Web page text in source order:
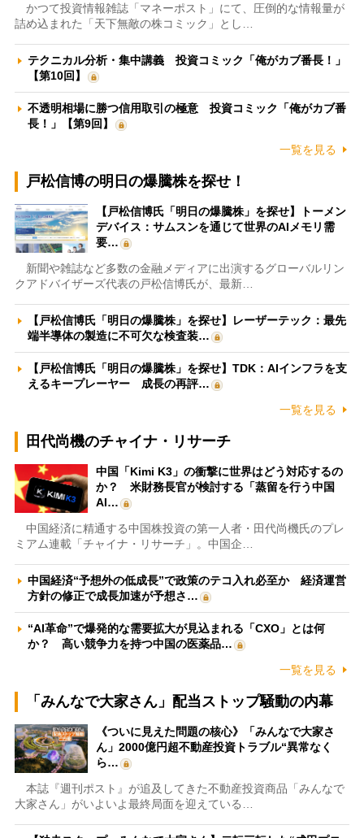
かつて投資情報雑誌「マネーポスト」にて、圧倒的な情報量が
詰め込まれた「天下無敵の株コミック」とし…
テクニカル分析・集中講義 投資コミック「俺がカブ番長！」
【第10回】
不透明相場に勝つ信用取引の極意 投資コミック「俺がカブ番
長！」【第9回】
一覧を見る
戸松信博の明日の爆騰株を探せ！
【戸松信博氏「明日の爆騰株」を探せ】トーメン
デバイス：サムスンを通じて世界のAIメモリ需
要…
新聞や雑誌など多数の金融メディアに出演するグローバルリン
クアドバイザーズ代表の戸松信博氏が、最新…
【戸松信博氏「明日の爆騰株」を探せ】レーザーテック：最先
端半導体の製造に不可欠な検査装…
【戸松信博氏「明日の爆騰株」を探せ】TDK：AIインフラを支
えるキープレーヤー 成長の再評…
一覧を見る
田代尚機のチャイナ・リサーチ
中国「Kimi K3」の衝撃に世界はどう対応するの
か？ 米財務長官が検討する「蒸留を行う中国
AI…
中国経済に精通する中国株投資の第一人者・田代尚機氏のプレ
ミアム連載「チャイナ・リサーチ」。中国企…
中国経済“予想外の低成長”で政策のテコ入れ必至か 経済運営
方針の修正で成長加速が予想さ…
“AI革命”で爆発的な需要拡大が見込まれる「CXO」とは何
か？ 高い競争力を持つ中国の医薬品…
一覧を見る
「みんなで大家さん」配当ストップ騒動の内幕
《ついに見えた問題の核心》「みんなで大家さ
ん」2000億円超不動産投資トラブル“異常なく
ら…
本誌『週刊ポスト』が追及してきた不動産投資商品「みんなで
大家さん」がいよいよ最終局面を迎えている…